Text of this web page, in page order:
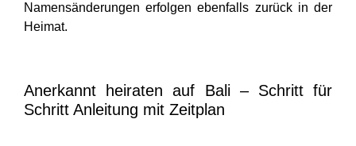
Namensänderungen erfolgen ebenfalls zurück in der
Heimat.
Anerkannt heiraten auf Bali – Schritt für
Schritt Anleitung mit Zeitplan